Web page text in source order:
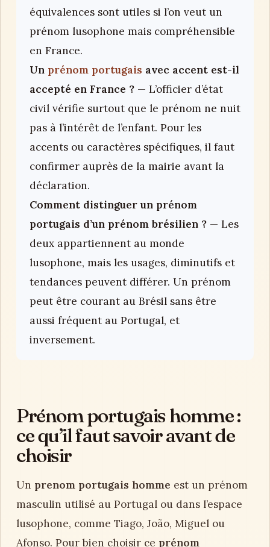
équivalences sont utiles si l’on veut un
prénom lusophone mais compréhensible
en France.
Un prénom portugais avec accent est-il
accepté en France ? — L’officier d’état
civil vérifie surtout que le prénom ne nuit
pas à l’intérêt de l’enfant. Pour les
accents ou caractères spécifiques, il faut
confirmer auprès de la mairie avant la
déclaration.
Comment distinguer un prénom
portugais d’un prénom brésilien ? — Les
deux appartiennent au monde
lusophone, mais les usages, diminutifs et
tendances peuvent différer. Un prénom
peut être courant au Brésil sans être
aussi fréquent au Portugal, et
inversement.
Prénom portugais homme :
ce qu’il faut savoir avant de
choisir
Un prenom portugais homme est un prénom
masculin utilisé au Portugal ou dans l’espace
lusophone, comme Tiago, João, Miguel ou
Afonso. Pour bien choisir ce prénom